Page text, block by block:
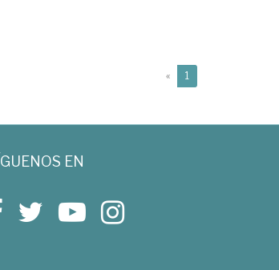
« 1
EN